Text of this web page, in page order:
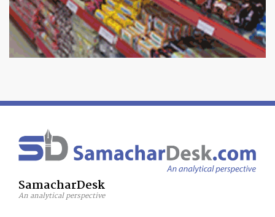
SamacharDesk
An analytical perspective